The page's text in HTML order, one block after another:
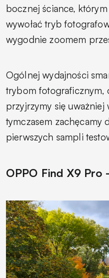
bocznej ściance,
wywołać tryb
wygodnie zoomem
Ogólnej wydajności
trybom fotograficznym,
przyjrzymy się uważniej
tymczasem zachęcamy
pierwszych sampli
OPPO Find X9 Pro